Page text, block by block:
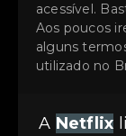
acessível.
Aos poucos
alguns
utilizado no
A Netflix